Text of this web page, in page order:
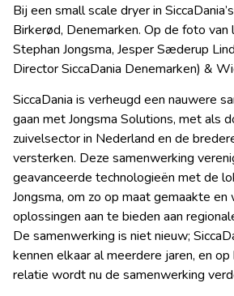
Bij een small scale dryer in
Birkerød, Denemarken. Op de foto van
Stephan Jongsma, Jesper Sæderup
Director SiccaDania Denemarken) &
SiccaDania is verheugd een nauwere
gaan met Jongsma Solutions, met als
zuivelsector in Nederland en de
versterken. Deze samenwerking
geavanceerde technologieën met de
Jongsma, om zo op maat gemaakte en
oplossingen aan te bieden aan
De samenwerking is niet nieuw;
kennen elkaar al meerdere jaren, en op
relatie wordt nu de samenwerking